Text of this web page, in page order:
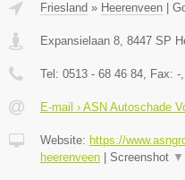
Friesland » Heerenveen
Expansielaan 8, 8447 SP
Tel: 0513 - 68 46 84, Fax: -
E-mail › ASN Autoschade
Website: https://
heerenveen
Screenshot ▼